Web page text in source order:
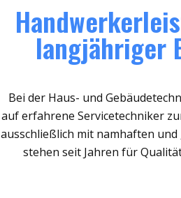
langjähriger
Bei der Haus- und
auf erfahrene Servicetechniker
ausschließlich mit namhaften
stehen seit Jahren für